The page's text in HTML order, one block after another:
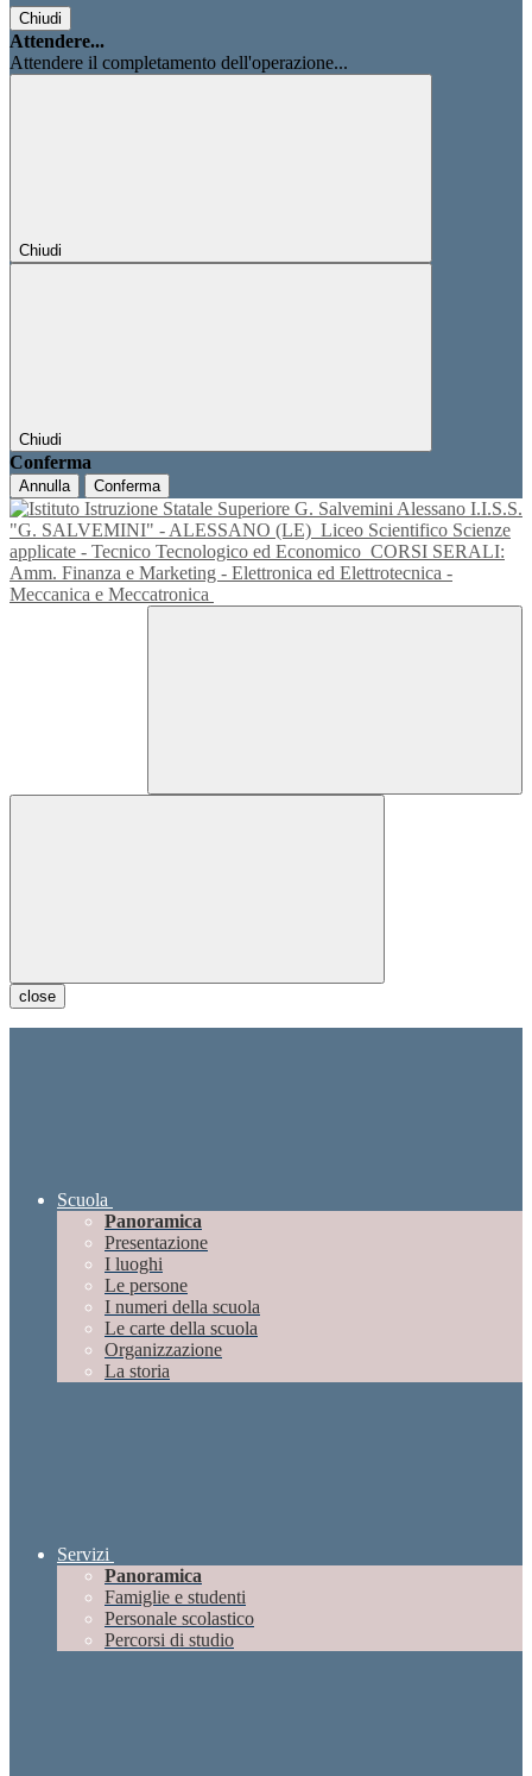
Chiudi
Attendere...
Attendere il completamento dell'operazione...
Chiudi
Chiudi
Conferma
Annulla Conferma
I.I.S.S.
"G. SALVEMINI" - ALESSANO (LE) Liceo Scientifico Scienze
applicate - Tecnico Tecnologico ed Economico CORSI SERALI:
Amm. Finanza e Marketing - Elettronica ed Elettrotecnica -
Meccanica e Meccatronica
close
Scuola
Panoramica
Presentazione
I luoghi
Le persone
I numeri della scuola
Le carte della scuola
Organizzazione
La storia
Servizi
Panoramica
Famiglie e studenti
Personale scolastico
Percorsi di studio